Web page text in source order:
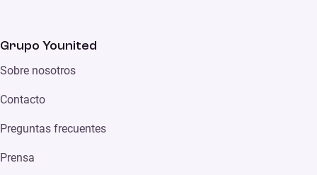
Grupo Younited
Sobre nosotros
Contacto
Preguntas frecuentes
Prensa